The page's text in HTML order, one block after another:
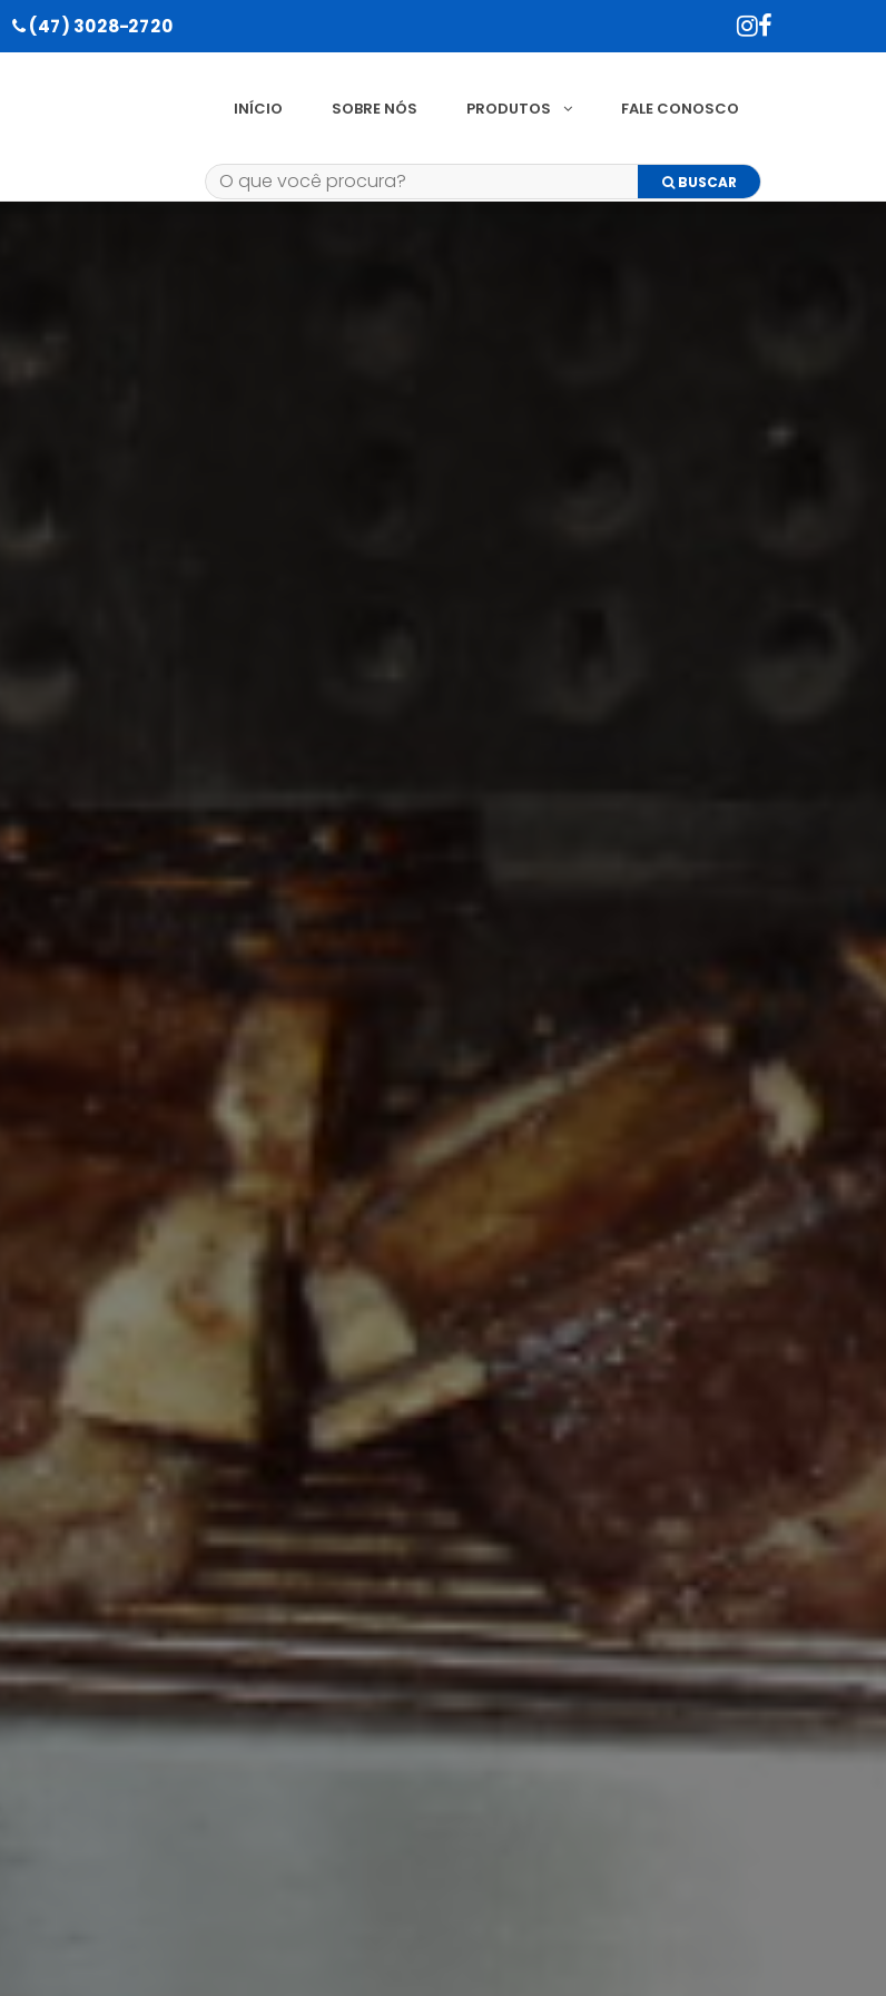
(47) 3028-2720
INÍCIO SOBRE NÓS PRODUTOS FALE CONOSCO
BUSCAR